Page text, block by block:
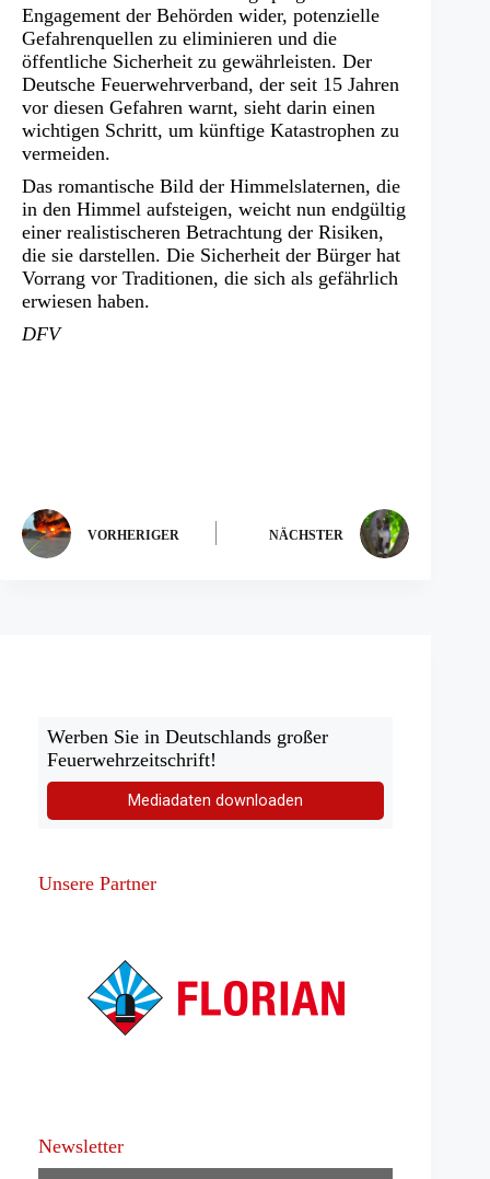
Engagement der Behörden wider, potenzielle
Gefahrenquellen zu eliminieren und die
öffentliche Sicherheit zu gewährleisten. Der
Deutsche Feuerwehrverband, der seit 15 Jahren
vor diesen Gefahren warnt, sieht darin einen
wichtigen Schritt, um künftige Katastrophen zu
vermeiden.
Das romantische Bild der Himmelslaternen, die
in den Himmel aufsteigen, weicht nun endgültig
einer realistischeren Betrachtung der Risiken,
die sie darstellen. Die Sicherheit der Bürger hat
Vorrang vor Traditionen, die sich als gefährlich
erwiesen haben.
DFV
VORHERIGER NÄCHSTER
Werben Sie in Deutschlands großer
Feuerwehrzeitschrift!
Mediadaten downloaden
Unsere Partner
Newsletter